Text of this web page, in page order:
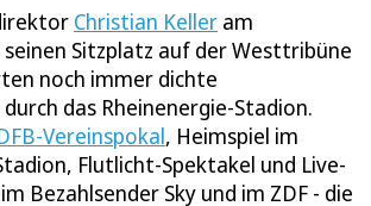
Christian Keller am
Sitzplatz auf der Westtribüne
noch immer dichte
durch das Rheinenergie-Stadion.
Vereinspokal, Heimspiel im
Flutlicht-Spektakel und Live-
Bezahlsender Sky und im ZDF - die